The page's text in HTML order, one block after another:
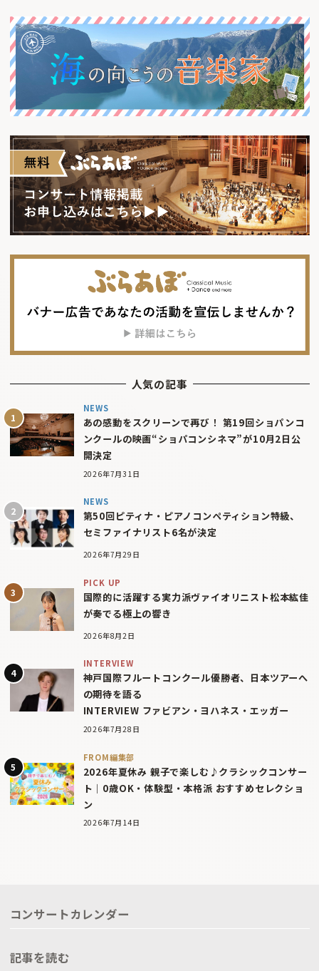
人気の記事
NEWS
あの感動をスクリーンで再び！ 第19回ショパンコ
ンクールの映画“ショパコンシネマ”が10月2日公
開決定
2026年7月31日
NEWS
第50回ピティナ・ピアノコンペティション特級、
セミファイナリスト6名が決定
2026年7月29日
PICK UP
国際的に活躍する実力派ヴァイオリニスト松本紘佳
が奏でる極上の響き
2026年8月2日
INTERVIEW
神戸国際フルートコンクール優勝者、日本ツアーへ
の期待を語る
INTERVIEW ファビアン・ヨハネス・エッガー
2026年7月28日
FROM編集部
2026年夏休み 親子で楽しむ♪クラシックコンサー
ト｜0歳OK・体験型・本格派 おすすめセレクショ
ン
2026年7月14日
コンサートカレンダー
記事を読む